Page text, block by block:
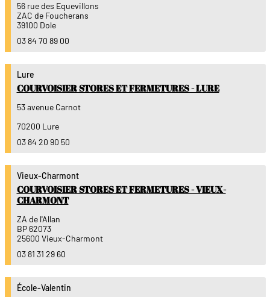
56 rue des Equevillons
ZAC de Foucherans
39100 Dole
03 84 70 89 00
Lure
COURVOISIER STORES ET FERMETURES - LURE
53 avenue Carnot
70200 Lure
03 84 20 90 50
Vieux-Charmont
COURVOISIER STORES ET FERMETURES - VIEUX-
CHARMONT
ZA de l'Allan
BP 62073
25600 Vieux-Charmont
03 81 31 29 60
École-Valentin